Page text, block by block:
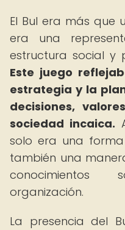
El Bul era más que
era una
estructura social y
Este juego
estrategia y la
decisiones,
sociedad incaica.
solo era una forma
también una
organización.
La presencia del